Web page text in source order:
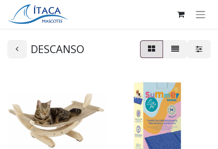
DESCANSO